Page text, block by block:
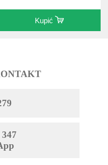
Kupić